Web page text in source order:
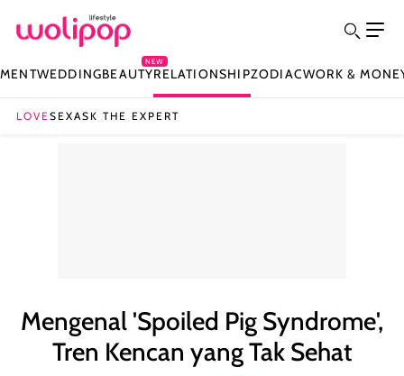
WEDDINGBEAUTY
NEW
RELATIONSHIPZODIACWORK &
LOVESEXASK THE EXPERT
Mengenal 'Spoiled Pig Syndrome',
Tren Kencan yang Tak Sehat